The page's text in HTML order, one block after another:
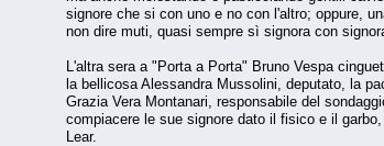
signore che si con uno e no con l'altro; oppure,
non dire muti, quasi sempre sì signora con
L'altra sera a "Porta a Porta" Bruno Vespa
la bellicosa Alessandra Mussolini, deputato, la
Grazia Vera Montanari, responsabile del
compiacere le sue signore dato il fisico e il
Lear.